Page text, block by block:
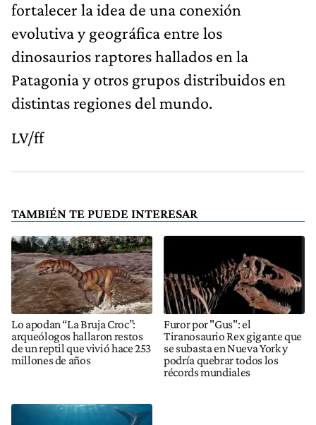
fortalecer la idea de una conexión
evolutiva y geográfica entre los
dinosaurios raptores hallados en la
Patagonia y otros grupos distribuidos en
distintas regiones del mundo.
LV/ff
TAMBIÉN TE PUEDE INTERESAR
Lo apodan “La Bruja Croc”:
arqueólogos hallaron restos
de un reptil que vivió hace 253
millones de años
Furor por "Gus": el
Tiranosaurio Rex gigante que
se subasta en Nueva York y
podría quebrar todos los
récords mundiales